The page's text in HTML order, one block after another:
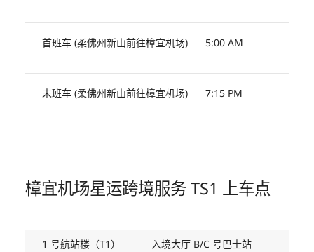
首班车 (柔佛州新山前往樟宜机场) 5:00 AM
末班车 (柔佛州新山前往樟宜机场) 7:15 PM
樟宜机场星运跨境服务 TS1 上车点
1 号航站楼（T1） 入境大厅 B/C 号巴士站